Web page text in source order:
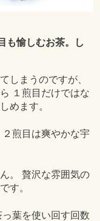
も愉しむお茶。し
しまうのですが、
１煎目だけではな
めます。
煎目は爽やかな宇
。 贅沢な雰囲気の
す。
葉を使い回す回数